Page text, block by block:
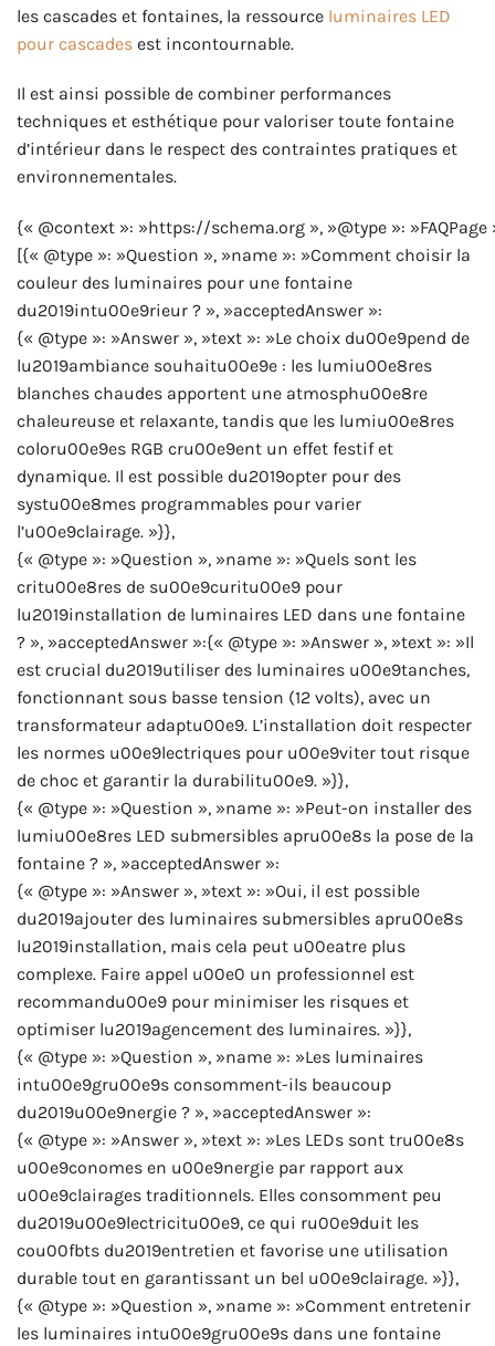
les cascades et fontaines, la ressource luminaires LED
pour cascades est incontournable.
Il est ainsi possible de combiner performances
techniques et esthétique pour valoriser toute fontaine
d’intérieur dans le respect des contraintes pratiques et
environnementales.
{« @context »: »https://schema.org », »@type »:
[{« @type »: »Question », »name »: »Comment choisir la
couleur des luminaires pour une fontaine
du2019intu00e9rieur ? », »acceptedAnswer »:
{« @type »: »Answer », »text »: »Le choix du00e9pend de
lu2019ambiance souhaitu00e9e : les lumiu00e8res
blanches chaudes apportent une atmosphu00e8re
chaleureuse et relaxante, tandis que les lumiu00e8res
coloru00e9es RGB cru00e9ent un effet festif et
dynamique. Il est possible du2019opter pour des
systu00e8mes programmables pour varier
l’u00e9clairage. »}},
{« @type »: »Question », »name »: »Quels sont les
critu00e8res de su00e9curitu00e9 pour
lu2019installation de luminaires LED dans une fontaine
? », »acceptedAnswer »:{« @type »: »Answer », »text »: »Il
est crucial du2019utiliser des luminaires u00e9tanches,
fonctionnant sous basse tension (12 volts), avec un
transformateur adaptu00e9. L’installation doit respecter
les normes u00e9lectriques pour u00e9viter tout risque
de choc et garantir la durabilitu00e9. »}},
{« @type »: »Question », »name »: »Peut-on installer des
lumiu00e8res LED submersibles apru00e8s la pose de la
fontaine ? », »acceptedAnswer »:
{« @type »: »Answer », »text »: »Oui, il est possible
du2019ajouter des luminaires submersibles apru00e8s
lu2019installation, mais cela peut u00eatre plus
complexe. Faire appel u00e0 un professionnel est
recommandu00e9 pour minimiser les risques et
optimiser lu2019agencement des luminaires. »}},
{« @type »: »Question », »name »: »Les luminaires
intu00e9gru00e9s consomment-ils beaucoup
du2019u00e9nergie ? », »acceptedAnswer »:
{« @type »: »Answer », »text »: »Les LEDs sont tru00e8s
u00e9conomes en u00e9nergie par rapport aux
u00e9clairages traditionnels. Elles consomment peu
du2019u00e9lectricitu00e9, ce qui ru00e9duit les
cou00fbts du2019entretien et favorise une utilisation
durable tout en garantissant un bel u00e9clairage. »}},
{« @type »: »Question », »name »: »Comment entretenir
les luminaires intu00e9gru00e9s dans une fontaine